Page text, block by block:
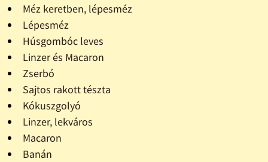
Méz keretben, lépesméz
Lépesméz
Húsgombóc leves
Linzer és Macaron
Zserbó
Sajtos rakott tészta
Kókuszgolyó
Linzer, lekváros
Macaron
Banán